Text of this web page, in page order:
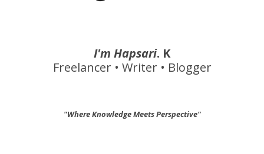
I'm Hapsari. K
Freelancer • Writer • Blogger
"Where Knowledge Meets Perspective"